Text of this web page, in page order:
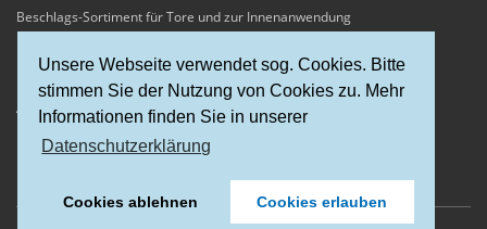
Unsere Webseite verwendet sog. Cookies. Bitte
stimmen Sie der Nutzung von Cookies zu. Mehr
Informationen finden Sie in unserer
Datenschutzerklärung
Cookies ablehnen Cookies erlauben
Beschlags-Sortiment für Tore und zur Innenanwendung
Konto
Konto
Auftragsverlauf
Newsletter